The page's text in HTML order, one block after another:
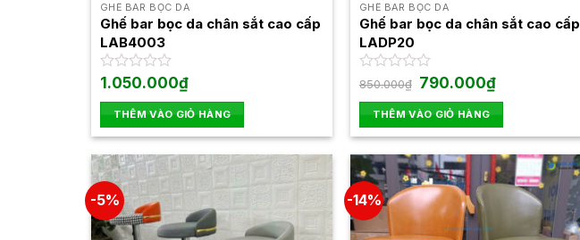
GHẾ BAR BỌC DA
Ghế bar bọc da chân sắt cao cấp
LAB4003
Được
hạng
0
5
sao
1.050.000₫
THÊM VÀO GIỎ HÀNG
GHẾ BAR BỌC DA
Ghế bar bọc da chân sắt cao cấp
LADP20
Được
hạng
0
5
sao
850.000₫ Giá
gốc
là:
850.000₫.
790.000₫Giá
hiện
tại
là:
790.000₫.
THÊM VÀO GIỎ HÀNG
-5% -14%